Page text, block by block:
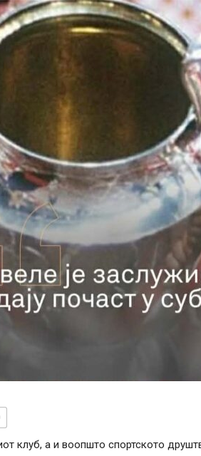
клуб, а и воопшто спортското